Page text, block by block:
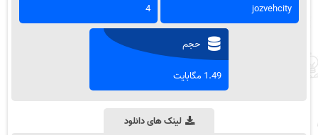
jozvehcity
4
حجم
1.49 مگابایت
لینک های دانلود